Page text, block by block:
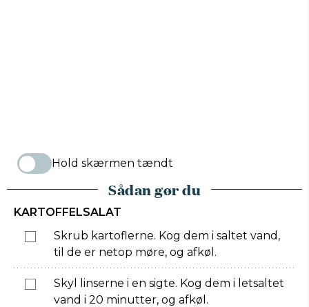
Hold skærmen tændt
Sådan gør du
KARTOFFELSALAT
Skrub kartoflerne. Kog dem i saltet vand,
til de er netop møre, og afkøl.
Skyl linserne i en sigte. Kog dem i letsaltet
vand i 20 minutter, og afkøl.